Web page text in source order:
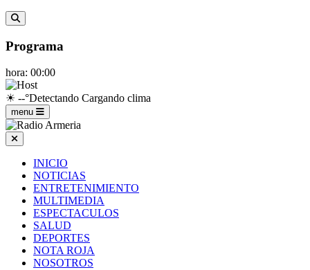
Programa
hora: 00:00
☀ --°Detectando Cargando clima
menu
INICIO
NOTICIAS
ENTRETENIMIENTO
MULTIMEDIA
ESPECTACULOS
SALUD
DEPORTES
NOTA ROJA
NOSOTROS